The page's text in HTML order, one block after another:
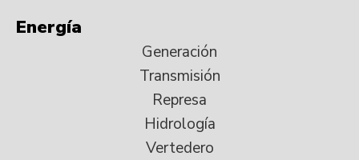
Energía
Generación
Transmisión
Represa
Hidrología
Vertedero